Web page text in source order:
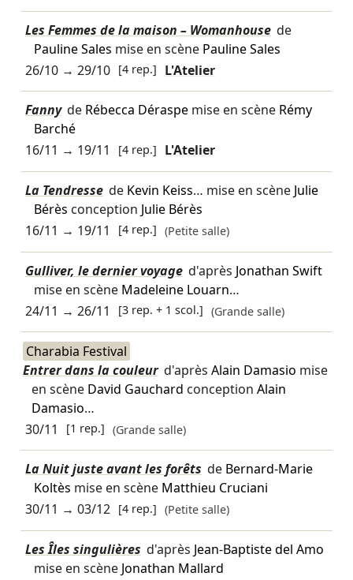
Les Femmes de la maison – Womanhouse de
Pauline Sales mise en scène Pauline Sales
26/10→ 29/10 [4 rep.] L'Atelier
Fanny de Rébecca Déraspemise en scène Rémy
Barché
16/11 → 19/11 [4 rep.] L'Atelier
La Tendresse de Kevin Keiss… mise en scène Julie
Bérès conception Julie Bérès
16/11 → 19/11 [4 rep.] (Petite salle)
Gulliver, le dernier voyage d'après Jonathan Swift
mise en scène Madeleine Louarn…
24/11 → 26/11 [3 rep. + 1 scol.] (Grande salle)
Charabia Festival
Entrer dans la couleur d'après Alain Damasio mise
en scène David Gauchard conception Alain
Damasio…
30/11
[1 rep.] (Grande salle)
La Nuit juste avant les forêts de Bernard-Marie
Koltès mise en scène Matthieu Cruciani
30/11 → 03/12 [4 rep.] (Petite salle)
Les Îles singulières d'après Jean-Baptiste del Amo
mise en scène Jonathan Mallard